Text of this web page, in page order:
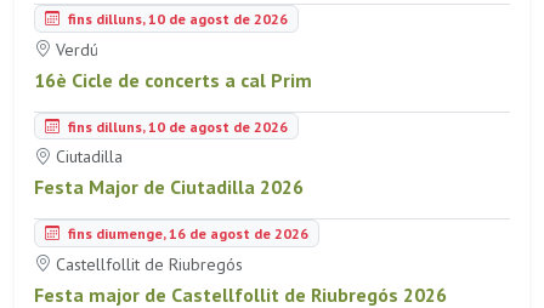
fins dilluns, 10 de agost de 2026
Verdú
16è Cicle de concerts a cal Prim
fins dilluns, 10 de agost de 2026
Ciutadilla
Festa Major de Ciutadilla 2026
fins diumenge, 16 de agost de 2026
Castellfollit de Riubregós
Festa major de Castellfollit de Riubregós 2026